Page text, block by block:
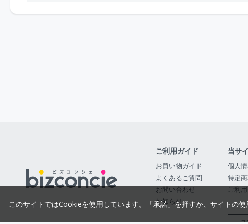
ご利用ガイド
お買い物ガイド
よくあるご質問
お問い合わせ
お知らせ
当サ
個人
特定
ご利
コ
このサイトではCookieを使用しています。「承諾」を押すか、サイトの